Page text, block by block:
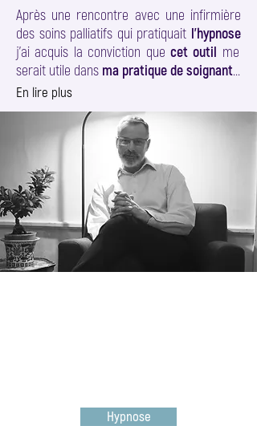
Après une rencontre avec une infirmière
des soins palliatifs qui pratiquait l’hypnose
j’ai acquis la conviction que cet outil me
serait utile dans ma pratique de soignant...
En lire plus
Hypnose